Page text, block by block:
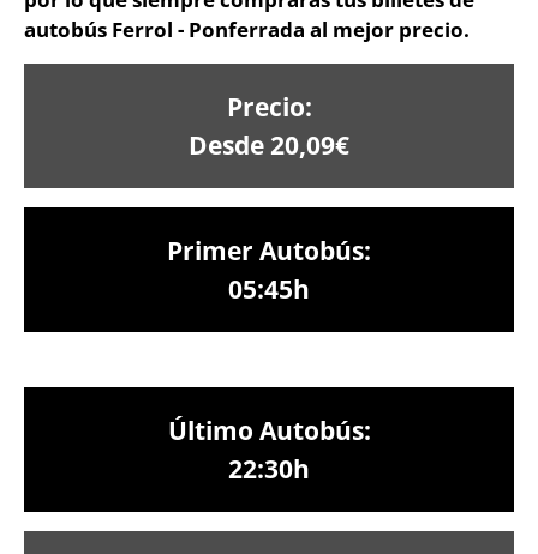
autobús Ferrol - Ponferrada al mejor precio.
Precio:
Desde 20,09€
Primer Autobús:
05:45h
Último Autobús:
22:30h